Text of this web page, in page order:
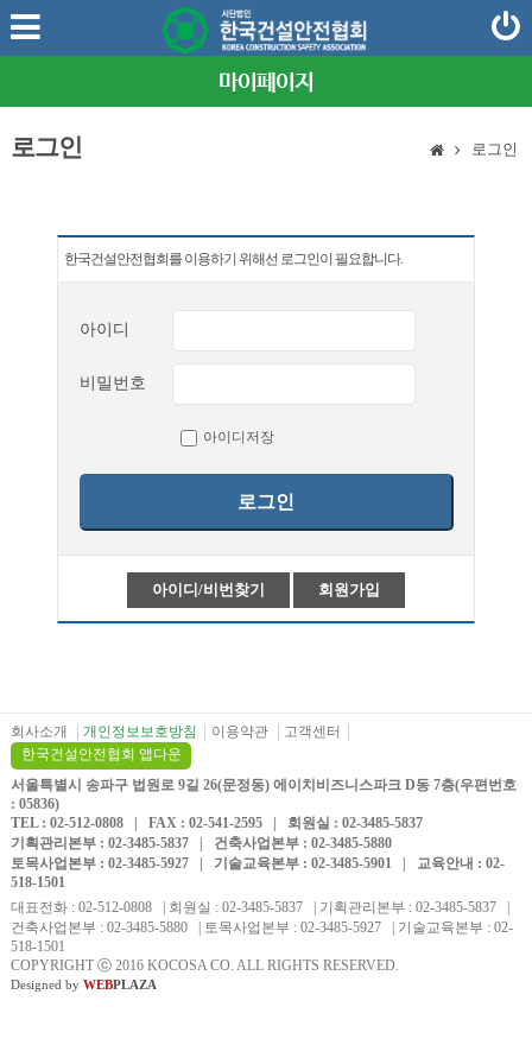
마이페이지
로그인 로그인
한국건설안전협회를 이용하기 위해선 로그인이 필요합니다.
아이디
비밀번호
아이디저장
로그인
아이디/비번찾기 회원가입
회사소개 개인정보보호방침 이용약관
고객센터
한국건설안전협회 앱다운
서울특별시 송파구 법원로 9길 26(문정동) 에이치비즈니스파크 D동 7층(우편번호
: 05836)
TEL : 02-512-0808 | FAX : 02-541-2595 | 회원실 : 02-3485-5837
기획관리본부 : 02-3485-5837 | 건축사업본부 : 02-3485-5880
토목사업본부 : 02-3485-5927 | 기술교육본부 : 02-3485-5901 | 교육안내 : 02-
518-1501
대표전화 : 02-512-0808 | 회원실 : 02-3485-5837 | 기획관리본부 : 02-3485-5837 |
건축사업본부 : 02-3485-5880 | 토목사업본부 : 02-3485-5927 | 기술교육본부 : 02-
518-1501
COPYRIGHT ⓒ2016 KOCOSA CO. ALL RIGHTS RESERVED.
Designed by WEBPLAZA